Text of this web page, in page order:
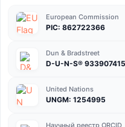
European Commission
PIC: 862722366
Dun & Bradstreet
D-U-N-S® 933907415
United Nations
UNGM: 1254995